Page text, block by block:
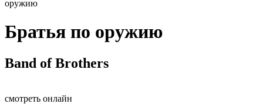
оружию
Братья по оружию
Band of Brothers
смотреть онлайн